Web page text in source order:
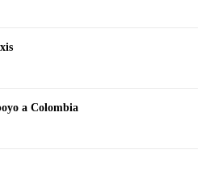
a Colombia